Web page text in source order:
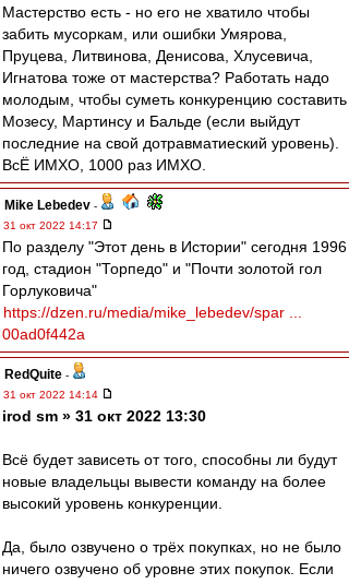
Мастерство есть - но его не хватило чтобы
забить мусоркам, или ошибки Умярова,
Пруцева, Литвинова, Денисова, Хлусевича,
Игнатова тоже от мастерства? Работать надо
молодым, чтобы суметь конкуренцию составить
Мозесу, Мартинсу и Бальде (если выйдут
последние на свой дотравматиеский уровень).
ВсЁ ИМХО, 1000 раз ИМХО.
Mike Lebedev -
31 окт 2022 14:17
По разделу "Этот день в Истории" сегодня 1996
год, стадион "Торпедо" и "Почти золотой гол
Горлуковича"
https://dzen.ru/media/mike_lebedev/spar ...
00ad0f442a
RedQuite -
31 окт 2022 14:14
irod sm » 31 окт 2022 13:30
Всё будет зависеть от того, способны ли будут
новые владельцы вывести команду на более
высокий уровень конкуренции.
Да, было озвучено о трёх покупках, но не было
ничего озвучено об уровне этих покупок. Если